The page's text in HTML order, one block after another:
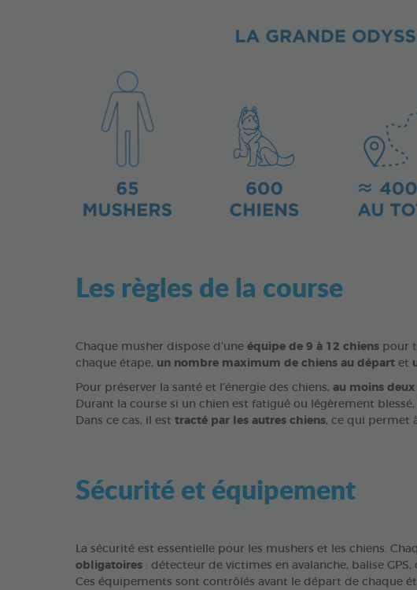
Les règles de la course
Chaque musher dispose d’une équipe de 9 à 12 chiens pour
chaque étape, un nombre maximum de chiens au départ et
Pour préserver la santé et l’énergie des chiens, au moins
Durant la course si un chien est fatigué ou légèrement
Dans ce cas, il est tracté par les autres chiens, ce qui permet
Sécurité et équipement
La sécurité est essentielle pour les mushers et les chiens.
obligatoires : détecteur de victimes en avalanche, balise
Ces équipements sont contrôlés avant le départ de chaque